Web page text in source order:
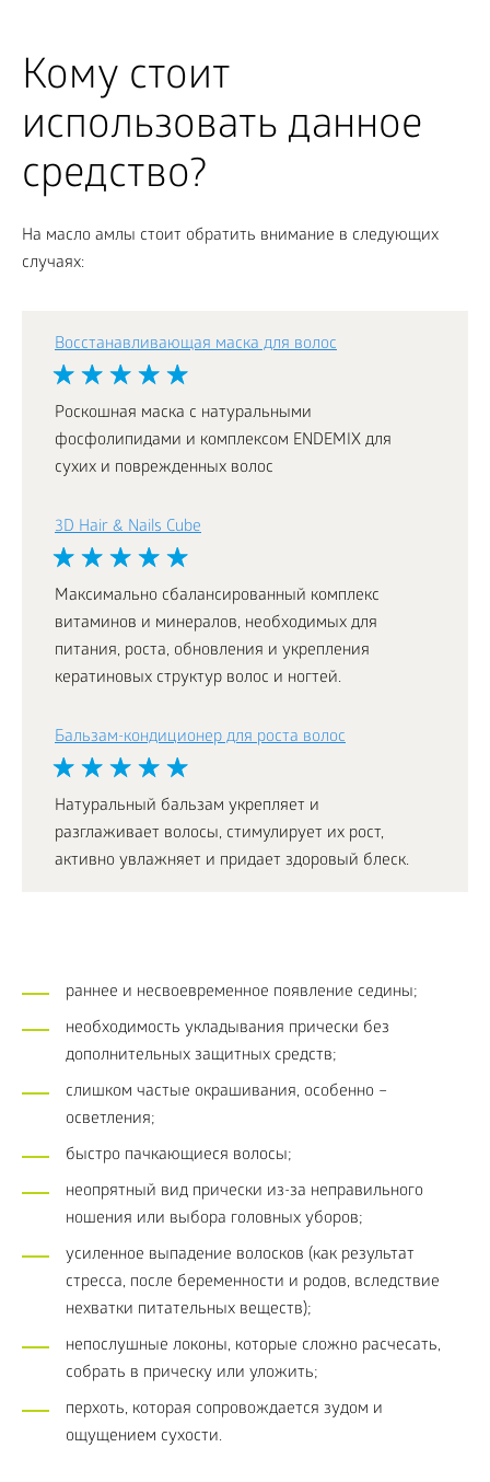
Кому стоит
использовать данное
средство?
На масло амлы стоит обратить внимание в следующих
случаях:
Восстанавливающая маска для волос
Роскошная маска с натуральными
фосфолипидами и комплексом ENDEMIX для
сухих и поврежденных волос
3D Hair & Nails Cube
Максимально сбалансированный комплекс
витаминов и минералов, необходимых для
питания, роста, обновления и укрепления
кератиновых структур волос и ногтей.
Бальзам-кондиционер для роста волос
Натуральный бальзам укрепляет и
разглаживает волосы, стимулирует их рост,
активно увлажняет и придает здоровый блеск.
раннее и несвоевременное появление седины;
необходимость укладывания прически без
дополнительных защитных средств;
слишком частые окрашивания, особенно –
осветления;
быстро пачкающиеся волосы;
неопрятный вид прически из-за неправильного
ношения или выбора головных уборов;
усиленное выпадение волосков (как результат
стресса, после беременности и родов, вследствие
нехватки питательных веществ);
непослушные локоны, которые сложно расчесать,
собрать в прическу или уложить;
перхоть, которая сопровождается зудом и
ощущением сухости.